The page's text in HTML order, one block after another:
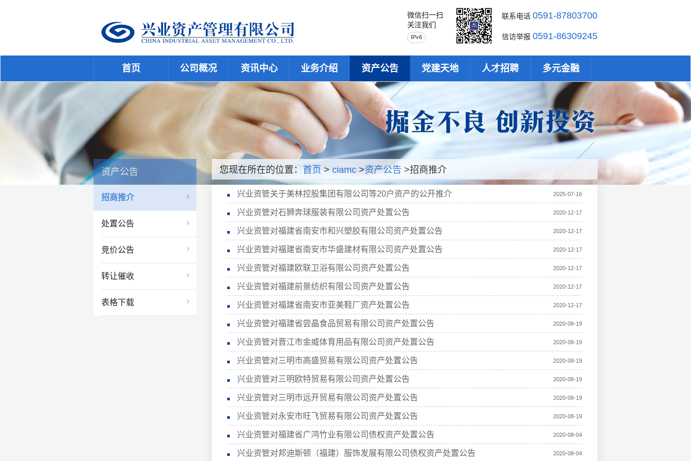
微信扫一扫
关注我们
IPv6
联系电话 0591-87803700
信访举报 0591-86309245
首页 公司概况 资讯中心 业务介绍 资产公告 党建天地 人才招聘 多元金融
资产公告
招商推介
处置公告
竞价公告
转让催收
表格下载
您现在所在的位置： 首页 > ciamc >资产公告 >招商推介
2025-07-16
兴业资管关于美林控股集团有限公司等20户资产的公开推介
2020-12-17
兴业资管对石狮奔球服装有限公司资产处置公告
2020-12-17
兴业资管对福建省南安市和兴塑胶有限公司资产处置公告
2020-12-17
兴业资管对福建省南安市华盛建材有限公司资产处置公告
2020-12-17
兴业资管对福建欧联卫浴有限公司资产处置公告
2020-12-17
兴业资管对福建前景纺织有限公司资产处置公告
2020-12-17
兴业资管对福建省南安市亚美鞋厂资产处置公告
2020-08-19
兴业资管对福建省尝晶食品贸易有限公司资产处置公告
2020-08-19
兴业资管对晋江市金威体育用品有限公司资产处置公告
2020-08-19
兴业资管对三明市高盛贸易有限公司资产处置公告
2020-08-19
兴业资管对三明欧特贸易有限公司资产处置公告
2020-08-19
兴业资管对三明市远开贸易有限公司资产处置公告
2020-08-19
兴业资管对永安市旺飞贸易有限公司资产处置公告
2020-08-04
兴业资管对福建省广鸿竹业有限公司债权资产处置公告
2020-08-04
兴业资管对邦迪斯顿（福建）服饰发展有限公司债权资产处置公告